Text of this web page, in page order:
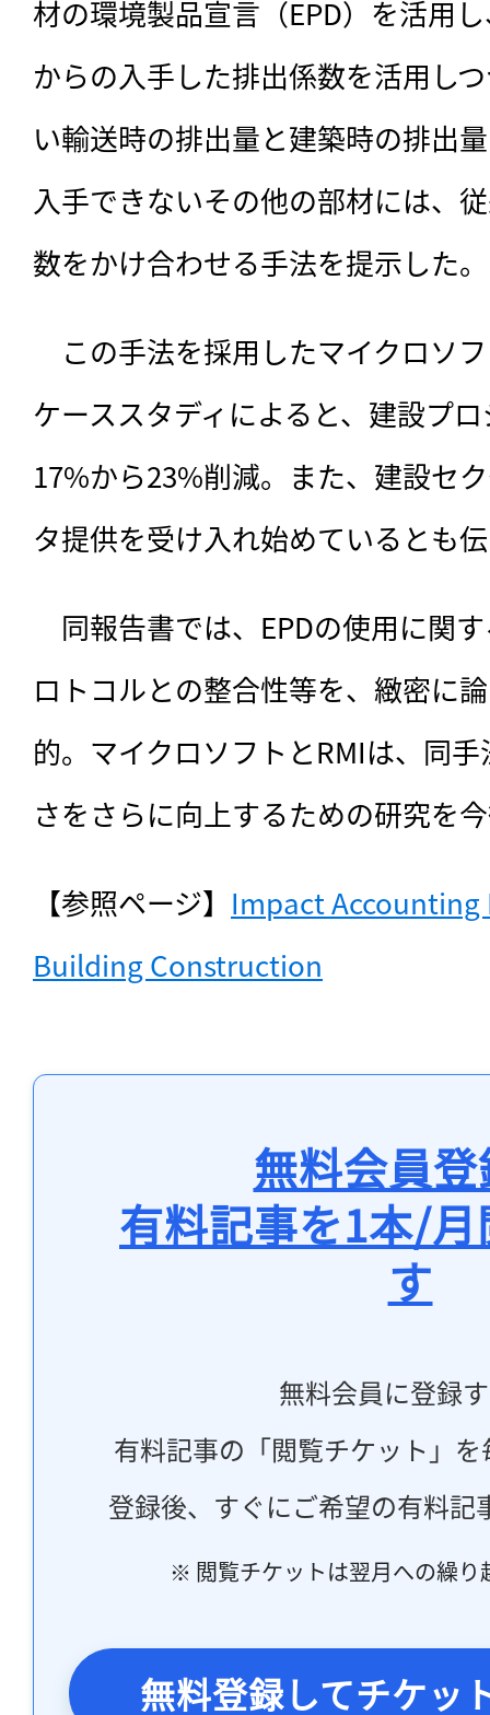
材の環境製品宣言（EPD）を活用
からの入手した排出係数を活用し
い輸送時の排出量と建築時の排出
入手できないその他の部材には、
数をかけ合わせる手法を提示した。
この手法を採用したマイクロソ
ケーススタディによると、建設プ
17%から23%削減。また、建設セ
タ提供を受け入れ始めているとも
同報告書では、EPDの使用に関
ロトコルとの整合性等を、緻密に
的。マイクロソフトとRMIは、同
さをさらに向上するための研究を
【参照ページ】 Impact
Building Construction
無料会員
有料記事を1本/
す
無料会員に登録
有料記事の「閲覧チケット」
登録後、すぐにご希望の有料記
※ 閲覧チケットは翌月への繰り
無料登録してチケッ